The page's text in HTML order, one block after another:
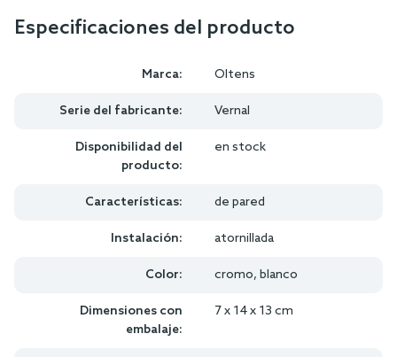
Especificaciones del producto
Marca: Oltens
Serie del fabricante: Vernal
Disponibilidad del
producto:
en stock
Características: de pared
Instalación: atornillada
Color: cromo, blanco
Dimensiones con
embalaje:
7 x 14 x 13 cm